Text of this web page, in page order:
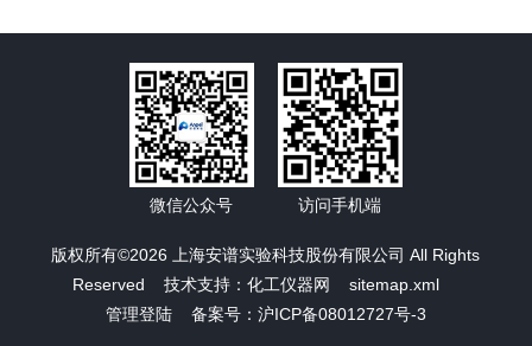
版权所有©2026 上海安谱实验科技股份有限公司 All Rights
Reserved 技术支持：化工仪器网
sitemap.xml
管理登陆
备案号：沪ICP备08012727号-3
微信公众号 访问手机端